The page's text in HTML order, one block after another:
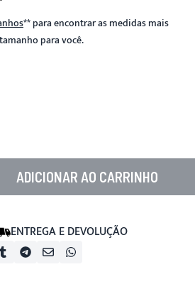
**para encontrar as medidas mais
para você.
ADICIONAR AO CARRINHO
ENTREGA E DEVOLUÇÃO